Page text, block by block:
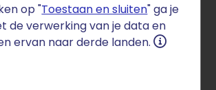
op "Toestaan en sluiten" ga je
de verwerking van je data en
ervan naar derde landen.